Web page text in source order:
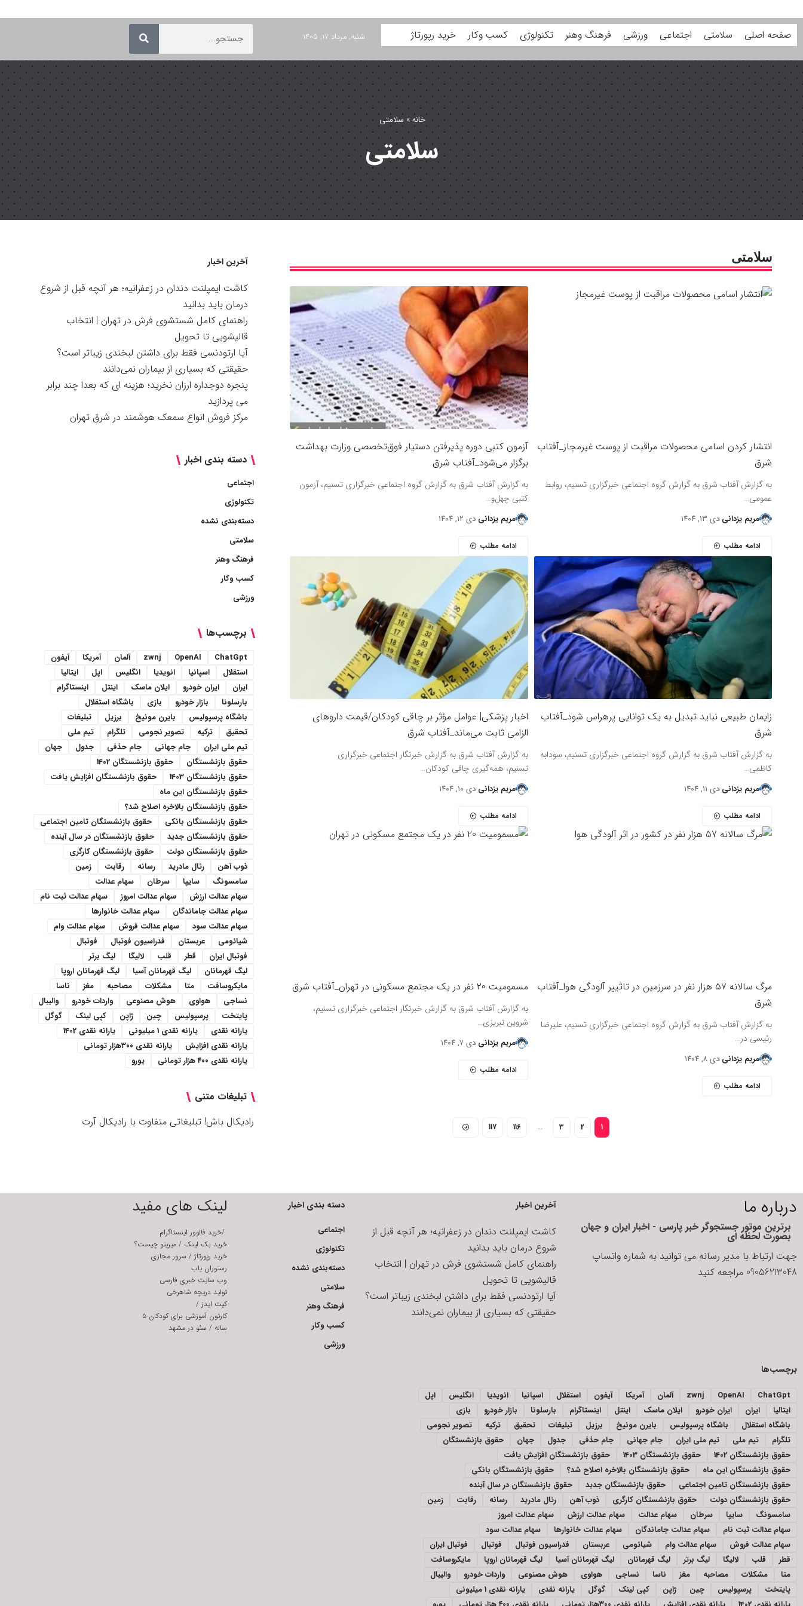
صفحه اصلی سلامتی اجتماعی ورزشی فرهنگ وهنر تکنولوژی کسب وکار خرید رپورتاژ شنبه, مرداد ۱۷, ۱۴۰۵
خانه » سلامتی
سلامتی
سلامتی
انتشار کردن اسامی محصولات مراقبت از پوست غیرمجاز_آفتاب
شرق
به گزارش آفتاب شرق به گزارش گروه اجتماعی خبرگزاری تسنیم، روابط
عمومی…
مریم یزدانی دی ۱۳, ۱۴۰۴
ادامه مطلب
آزمون کتبی دوره پذیرفتن دستیار فوق‌تخصصی وزارت بهداشت
برگزار می‌شود_آفتاب شرق
به گزارش آفتاب شرق به گزارش گروه اجتماعی خبرگزاری تسنیم، آزمون
کتبی چهل‌و…
مریم یزدانی دی ۱۲, ۱۴۰۴
ادامه مطلب
زایمان طبیعی نباید تبدیل به یک توانایی پرهراس شود_آفتاب
شرق
به گزارش آفتاب شرق به گزارش گروه اجتماعی خبرگزاری تسنیم، سودابه
کاظمی…
مریم یزدانی دی ۱۱, ۱۴۰۴
ادامه مطلب
اخبار پزشکی| عوامل مؤثر بر چاقی کودکان/قیمت داروهای
الزامی ثابت می‌ماند_آفتاب شرق
به گزارش آفتاب شرق به گزارش خبرنگار اجتماعی خبرگزاری
تسنیم، همه‌گیری چاقی کودکان…
مریم یزدانی دی ۱۰, ۱۴۰۴
ادامه مطلب
مرگ سالانه ۵۷ هزار نفر در سرزمین در تاثییر آلودگی هوا_آفتاب
شرق
به گزارش آفتاب شرق به گزارش گروه اجتماعی خبرگزاری تسنیم، علیرضا
رئیسی در…
مریم یزدانی دی ۸, ۱۴۰۴
ادامه مطلب
مسمومیت ۲۰ نفر در یک مجتمع مسکونی در تهران_آفتاب شرق
به گزارش آفتاب شرق به گزارش خبرنگار اجتماعی خبرگزاری تسنیم،
شروین تبریزی…
مریم یزدانی دی ۷, ۱۴۰۴
ادامه مطلب
1
2
3
…
116
117
آخرین اخبار
کاشت ایمپلنت دندان در زعفرانیه؛ هر آنچه قبل از شروع
درمان باید بدانید
راهنمای کامل شستشوی فرش در تهران | انتخاب
قالیشویی تا تحویل
آیا ارتودنسی فقط برای داشتن لبخندی زیباتر است؟
حقیقتی که بسیاری از بیماران نمی‌دانند
پنجره دوجداره ارزان نخرید؛ هزینه ای که بعدا چند برابر
می پردازید
مرکز فروش انواع سمعک هوشمند در شرق تهران
دسته بندی اخبار
اجتماعی
تکنولوژی
دسته‌بندی نشده
سلامتی
فرهنگ وهنر
کسب وکار
ورزشی
برچسب‌ها
ChatGpt
OpenAI
zwnj آلمان آمریکا
آیفون
استقلال
اسپانیا انویدیا انگلیس اپل
ایتالیا
ایران
ایران خودرو ایلان ماسک اینتل
اینستاگرام
بارسلونا
بازار خودرو بازی
باشگاه استقلال
باشگاه پرسپولیس
بایرن مونیخ برزیل
تبلیغات
تحقیق
ترکیه تصویر نجومی تلگرام
تیم ملی
تیم ملی ایران
جام جهانی جام حذفی جدول
جهان
حقوق بازنشستگان
حقوق بازنشستگان 1402
حقوق بازنشستگان 1403
حقوق بازنشستگان افزایش یافت
حقوق بازنشستگان این ماه
حقوق بازنشستگان بالاخره اصلاح شد؟
حقوق بازنشستگان بانکی
حقوق بازنشستگان تامین اجتماعی
حقوق بازنشستگان جدید
حقوق بازنشستگان در سال آینده
حقوق بازنشستگان دولت
حقوق بازنشستگان کارگری
ذوب آهن
رئال مادرید رسانه رقابت
زمین
سامسونگ
سایپا سرطان
سهام عدالت
سهام عدالت ارزش
سهام عدالت امروز
سهام عدالت ثبت نام
سهام عدالت جاماندگان
سهام عدالت خانوارها
سهام عدالت سود
سهام عدالت فروش
سهام عدالت وام
شیائومی
عربستان فدراسیون فوتبال
فوتبال
فوتبال ایران
قطر قلب لالیگا
لیگ برتر
لیگ قهرمانان
لیگ قهرمانان آسیا
لیگ قهرمانان اروپا
مایکروسافت
متا مشکلات مصاحبه مغز
ناسا
نساجی
هواوی هوش مصنوعی واردات خودرو
والیبال
پایتخت
پرسپولیس چین ژاپن کپی لینک
گوگل
یارانه نقدی
یارانه نقدی 1 میلیونی
یارانه نقدی 1402
یارانه نقدی افزایش
یارانه نقدی ۳۰۰هزار تومانی
یارانه نقدی ۴۰۰ هزار تومانی
یورو
تبلیغات متنی
رادیکال باش! تبلیغاتی متفاوت با رادیکال آرت
درباره ما
برترین موتور جستجوگر خبر پارسی - اخبار ایران و جهان
بصورت لحظه ای
جهت ارتباط با مدیر رسانه می توانید به شماره واتساپ
09056213048 مراجعه کنید
آخرین اخبار
کاشت ایمپلنت دندان در زعفرانیه؛ هر آنچه قبل از
شروع درمان باید بدانید
راهنمای کامل شستشوی فرش در تهران | انتخاب
قالیشویی تا تحویل
آیا ارتودنسی فقط برای داشتن لبخندی زیباتر است؟
حقیقتی که بسیاری از بیماران نمی‌دانند
دسته بندی اخبار
اجتماعی
تکنولوژی
دسته‌بندی نشده
سلامتی
فرهنگ وهنر
کسب وکار
ورزشی
لینک های مفید
/خرید فالوور اینستاگرام
خرید بک لینک / میزیتو چیست؟
خرید رپورتاژ/ سرور مجازی
رستوران یاب
وب سایت خبری فارسی
تولید دریچه شاهرخی
کیت ایدز /
کارتون آموزشی برای کودکان ۵
ساله / سئو در مشهد
برچسب‌ها
ChatGpt
OpenAI
zwnj آلمان آمریکا آیفون استقلال اسپانیا انویدیا انگلیس
اپل
ایتالیا
ایران ایران خودرو ایلان ماسک اینتل اینستاگرام بارسلونا بازار خودرو
بازی
باشگاه استقلال
باشگاه پرسپولیس بایرن مونیخ برزیل تبلیغات تحقیق ترکیه
تصویر نجومی
تلگرام
تیم ملی تیم ملی ایران جام جهانی جام حذفی جدول جهان
حقوق بازنشستگان
حقوق بازنشستگان 1402
حقوق بازنشستگان 1403
حقوق بازنشستگان افزایش یافت
حقوق بازنشستگان این ماه
حقوق بازنشستگان بالاخره اصلاح شد؟
حقوق بازنشستگان بانکی
حقوق بازنشستگان تامین اجتماعی
حقوق بازنشستگان جدید
حقوق بازنشستگان در سال آینده
حقوق بازنشستگان دولت
حقوق بازنشستگان کارگری ذوب آهن رئال مادرید رسانه رقابت
زمین
سامسونگ
سایپا سرطان سهام عدالت سهام عدالت ارزش
سهام عدالت امروز
سهام عدالت ثبت نام
سهام عدالت جاماندگان سهام عدالت خانوارها
سهام عدالت سود
سهام عدالت فروش
سهام عدالت وام شیائومی عربستان فدراسیون فوتبال فوتبال
فوتبال ایران
قطر
قلب لالیگا لیگ برتر لیگ قهرمانان لیگ قهرمانان آسیا لیگ قهرمانان اروپا
مایکروسافت
متا
مشکلات مصاحبه مغز ناسا نساجی هواوی هوش مصنوعی واردات خودرو
والیبال
پایتخت
پرسپولیس چین ژاپن کپی لینک گوگل یارانه نقدی
یارانه نقدی 1 میلیونی